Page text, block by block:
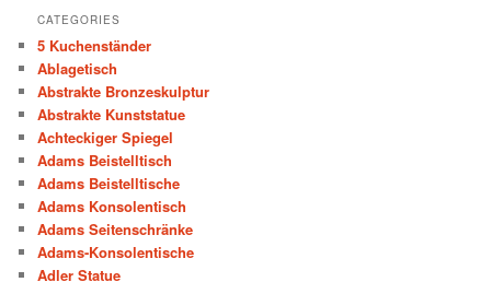
CATEGORIES
5 Kuchenständer
Ablagetisch
Abstrakte Bronzeskulptur
Abstrakte Kunststatue
Achteckiger Spiegel
Adams Beistelltisch
Adams Beistelltische
Adams Konsolentisch
Adams Seitenschränke
Adams-Konsolentische
Adler Statue